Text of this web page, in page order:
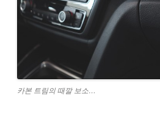
카본 트림의 때깔 보소…